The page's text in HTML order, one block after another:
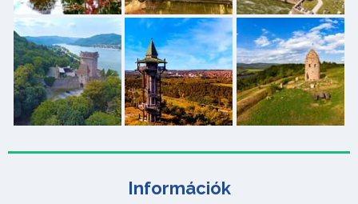
Információk